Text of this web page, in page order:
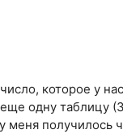
которое у
одну таблицу
меня получилось